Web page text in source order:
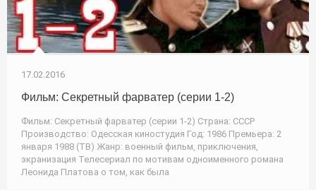
17.02.2016
Фильм: Секретный фарватер (серии 1-2)
Фильм: Секретный фарватер (серии 1-2) Страна: СССР
Производство: Одесская киностудия Год: 1986 Премьера: 2
января 1988 (ТВ) Жанр: военный фильм, приключения,
экранизация Телесериал по мотивам одноименного романа
Леонида Платова о том, как была